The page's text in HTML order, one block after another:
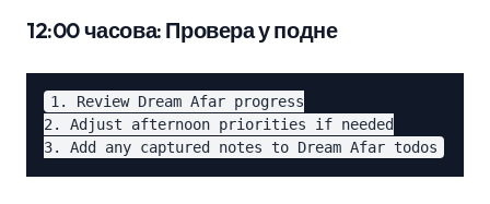
12:00 часова: Провера у подне
1. Review Dream Afar progress
2. Adjust afternoon priorities if needed